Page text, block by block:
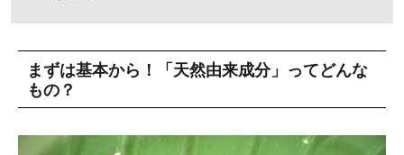
まずは基本から！「天然由来成分」ってどんな
もの？